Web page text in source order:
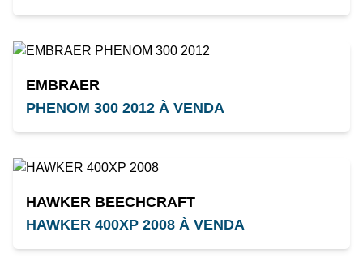
EMBRAER
PHENOM 300 2012 À VENDA
HAWKER BEECHCRAFT
HAWKER 400XP 2008 À VENDA